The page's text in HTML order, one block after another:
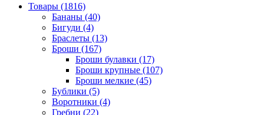
Товары (1816)
Бананы (40)
Бигуди (4)
Браслеты (13)
Броши (167)
Броши булавки (17)
Броши крупные (107)
Броши мелкие (45)
Бублики (5)
Воротники (4)
Гребни (22)